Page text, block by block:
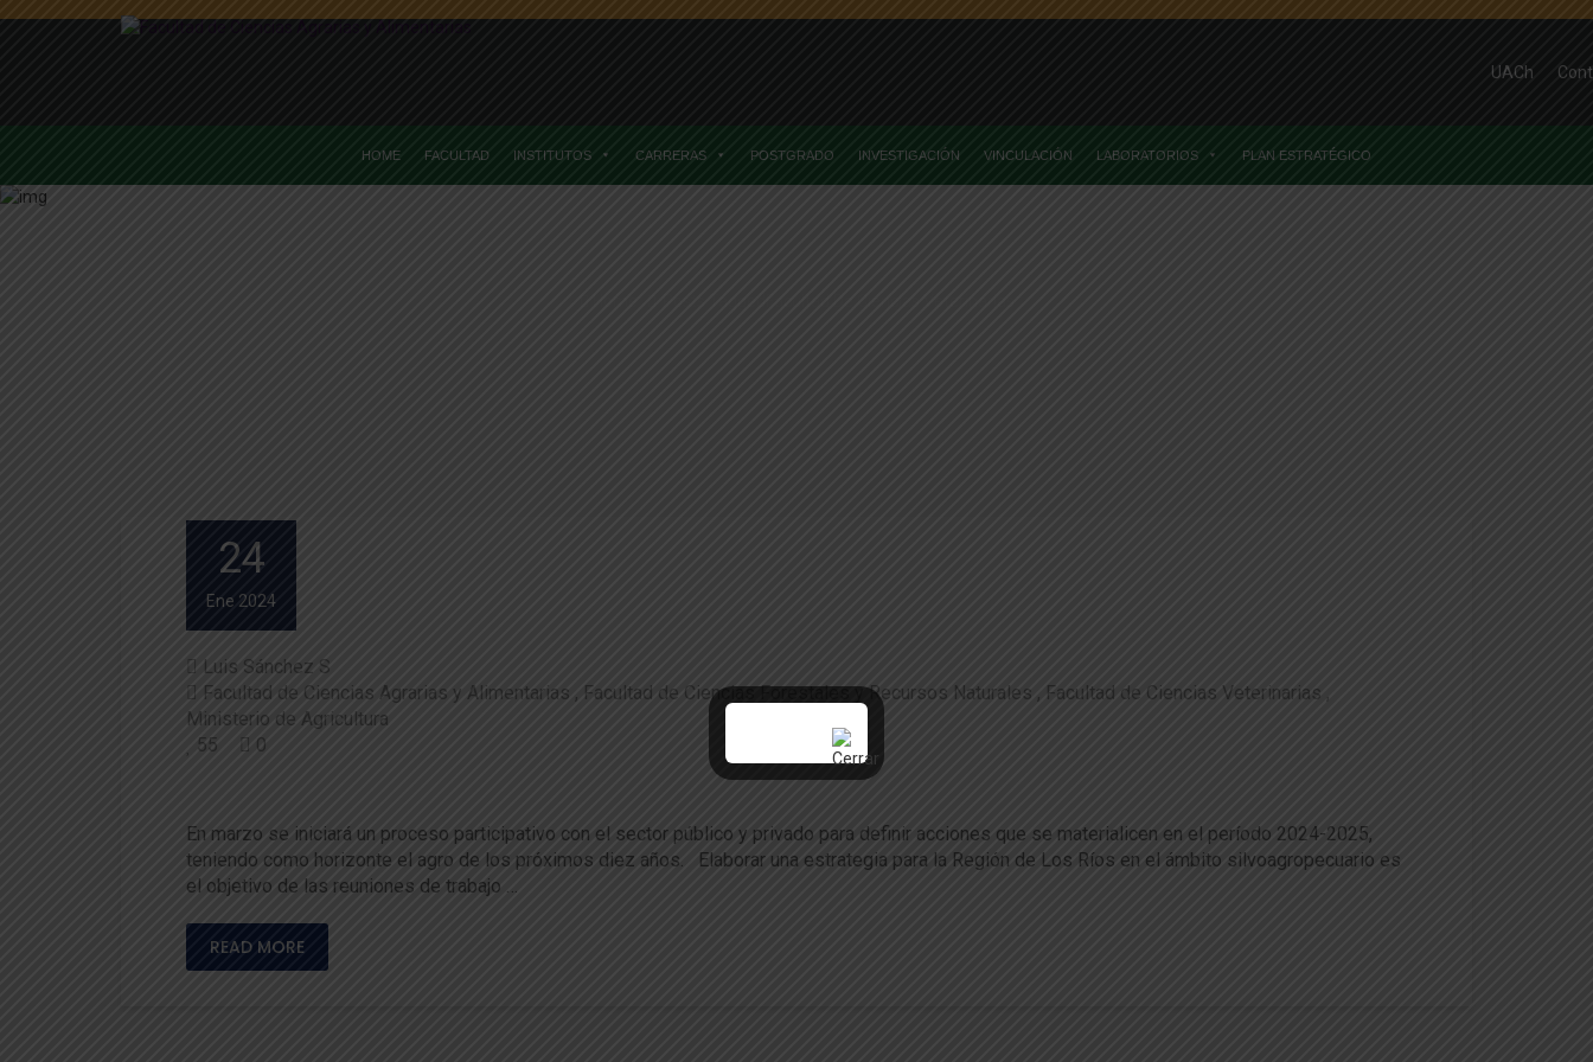
UACh
HOME FACULTAD INSTITUTOS CARRERAS POSTGRADO INVESTIGACIÓN VINCULACIÓN LABORATORIOS PLAN ESTRATÉGICO
24
Ene 2024
Luis Sánchez S
Facultad de Ciencias Agrarias y Alimentarias
Facultad de Ciencias Forestales y Recursos Naturales
Facultad de Ciencias Veterinarias
Ministerio de Agricultura
55
0
UACh y Seremi de Agricultura trabajan en estrategia silvoagropecuaria para Los Ríos
En marzo se iniciará un proceso participativo con el sector público y privado para definir acciones que se materialicen en el período 2024-2025,
teniendo como horizonte el agro de los próximos diez años. Elaborar una estrategia para la Región de Los Ríos en el ámbito silvoagropecuario es
el objetivo de las reuniones de trabajo …
READ MORE